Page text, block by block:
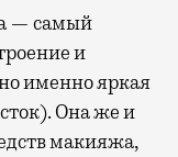
— самый
и
именно яркая
Она же и
макияжа,